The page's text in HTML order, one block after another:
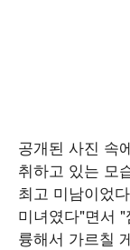
공개된 사진 속
취하고 있는 모
최고 미남이었
미녀였다"면서
륭해서 가르칠